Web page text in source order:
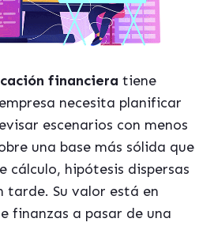
financiera tiene
necesita planificar
escenarios con menos
una base más sólida que
cálculo, hipótesis dispersas
tarde. Su valor está en
finanzas a pasar de una